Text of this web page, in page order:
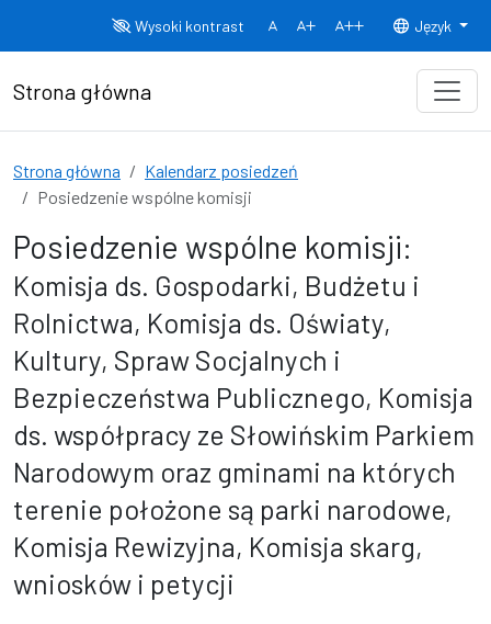
Wysoki kontrast
Normalny rozmiar czcionki
Rozmiar czcionki 150% Rozmiar
Język
Strona główna
Strona główna
Kalendarz posiedzeń
Posiedzenie wspólne komisji
Posiedzenie wspólne komisji:
Komisja ds. Gospodarki, Budżetu i
Rolnictwa, Komisja ds. Oświaty,
Kultury, Spraw Socjalnych i
Bezpieczeństwa Publicznego, Komisja
ds. współpracy ze Słowińskim Parkiem
Narodowym oraz gminami na których
terenie położone są parki narodowe,
Komisja Rewizyjna, Komisja skarg,
wniosków i petycji